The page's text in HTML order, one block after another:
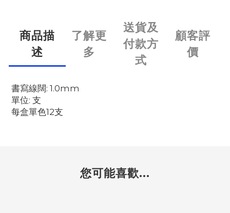
商品描
述
了解更
多
送貨及
付款方
式
顧客評
價
書寫線闊: 1.0mm
單位: 支
每盒單色12支
您可能喜歡...